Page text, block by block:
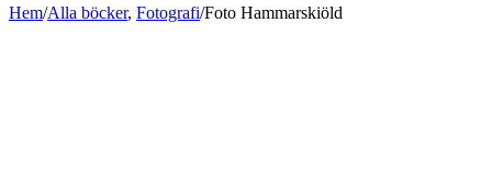
Hem/Alla böcker, Fotografi/Foto Hammarskiöld